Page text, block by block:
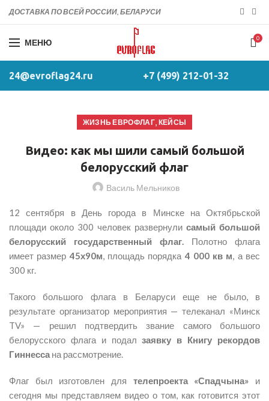
ДОСТАВКА ПО ВСЕЙ РОССИИ, БЕЛАРУСИ
МЕНЮ 0
24@evroflag24.ru +7 (499) 212-01-32
ЖИЗНЬ ЕВРОФЛАГ, КЕЙСЫ
Видео: как мы шили самый большой
белорусский флаг
Василь Мельников
12 сентября в День города в Минске на Октябрьской
площади около 300 человек развернули самый большой
белорусский государственный флаг. Полотно флага
имеет размер 45х90м, площадь порядка 4 000 кв м, а вес
300 кг.
Такого большого флага в Беларуси еще не было, в
результате организатор мероприятия — телеканал «Минск
TV» — решил подтвердить звание самого большого
белорусского флага и подал заявку в Книгу рекордов
Гиннесса на рассмотрение.
Флаг был изготовлен для телепроекта «Спадчына» и
сегодня мы представляем видео о том, как готовится этот